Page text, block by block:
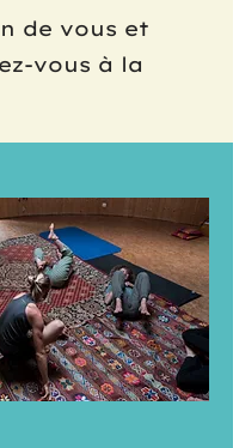
de vous et
vous à la